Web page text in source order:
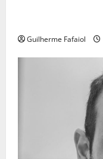
Guilherme Fafaiol